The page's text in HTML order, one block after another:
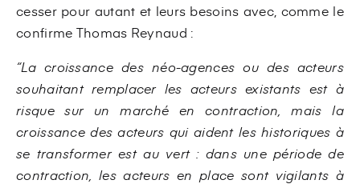
cesser pour autant et leurs besoins avec, comme le
confirme Thomas Reynaud :
“La croissance des néo-agences ou des acteurs
souhaitant remplacer les acteurs existants est à
risque sur un marché en contraction, mais la
croissance des acteurs qui aident les historiques à
se transformer est au vert : dans une période de
contraction, les acteurs en place sont vigilants à